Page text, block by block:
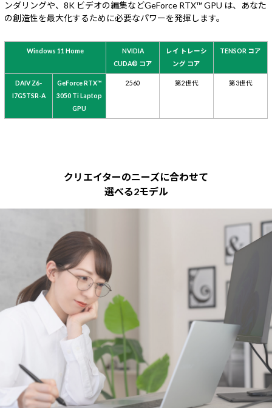
ンダリングや、8K ビデオの編集などGeForce RTX™ GPU は、あなた
の創造性を最大化するために必要なパワーを発揮します。
Windows 11 Home
NVIDIA
CUDA® コア
レイ トレーシ
ング コア
TENSOR コア
DAIV Z6-
I7G5TSR-A
GeForce RTX™
3050 Ti Laptop
GPU
2560 第2世代 第3世代
クリエイターのニーズに合わせて
選べる2モデル